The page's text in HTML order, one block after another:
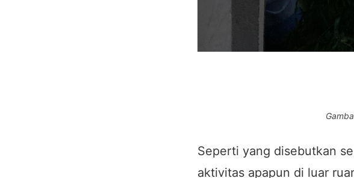
Seperti yang disebutkan
aktivitas apapun di luar